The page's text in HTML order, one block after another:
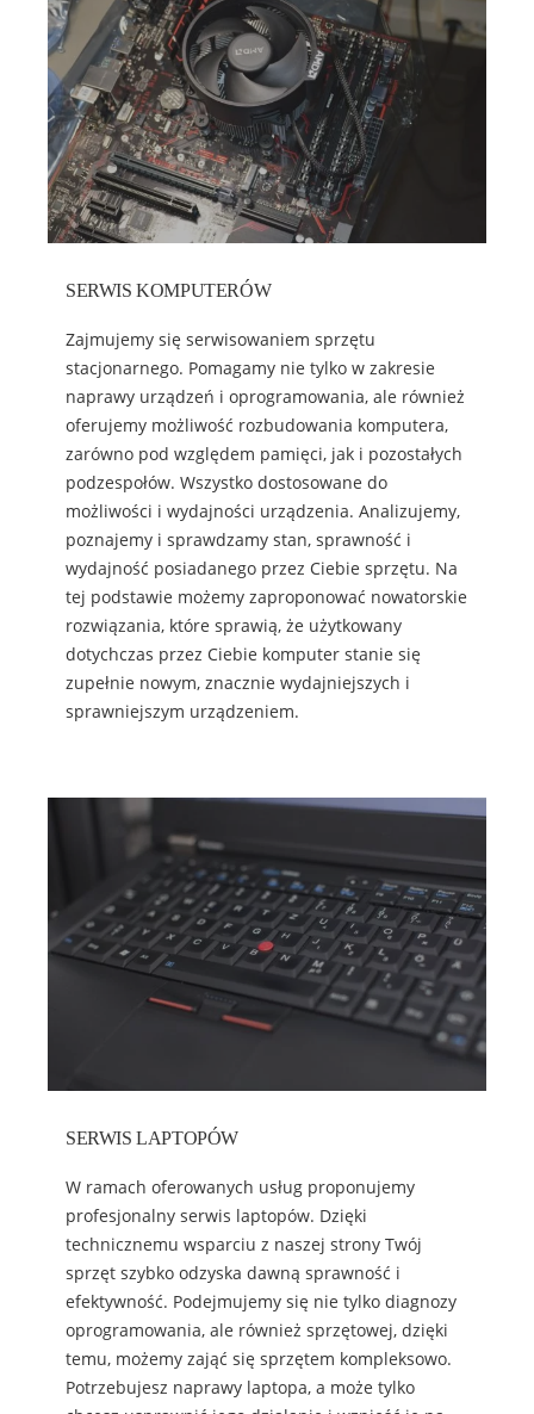
SERWIS KOMPUTERÓW
Zajmujemy się serwisowaniem sprzętu
stacjonarnego. Pomagamy nie tylko w zakresie
naprawy urządzeń i oprogramowania, ale również
oferujemy możliwość rozbudowania komputera,
zarówno pod względem pamięci, jak i pozostałych
podzespołów. Wszystko dostosowane do
możliwości i wydajności urządzenia. Analizujemy,
poznajemy i sprawdzamy stan, sprawność i
wydajność posiadanego przez Ciebie sprzętu. Na
tej podstawie możemy zaproponować nowatorskie
rozwiązania, które sprawią, że użytkowany
dotychczas przez Ciebie komputer stanie się
zupełnie nowym, znacznie wydajniejszych i
sprawniejszym urządzeniem.
SERWIS LAPTOPÓW
W ramach oferowanych usług proponujemy
profesjonalny serwis laptopów. Dzięki
technicznemu wsparciu z naszej strony Twój
sprzęt szybko odzyska dawną sprawność i
efektywność. Podejmujemy się nie tylko diagnozy
oprogramowania, ale również sprzętowej, dzięki
temu, możemy zająć się sprzętem kompleksowo.
Potrzebujesz naprawy laptopa, a może tylko